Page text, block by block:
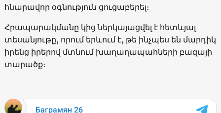
հնարավոր օգնություն ցուցաբերել։
Հրապարակմանը կից ներկայացվել է հետևյալ
տեսանյութը, որում երևում է, թե ինչպես են մարդիկ
իրենց իրերով մտնում խաղաղապահների բազայի
տարածք։